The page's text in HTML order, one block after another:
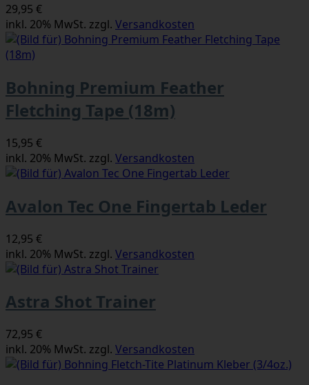
29,95 €
inkl. 20% MwSt. zzgl. Versandkosten
Bohning Premium Feather
Fletching Tape (18m)
15,95 €
inkl. 20% MwSt. zzgl. Versandkosten
Avalon Tec One Fingertab Leder
12,95 €
inkl. 20% MwSt. zzgl. Versandkosten
Astra Shot Trainer
72,95 €
inkl. 20% MwSt. zzgl. Versandkosten